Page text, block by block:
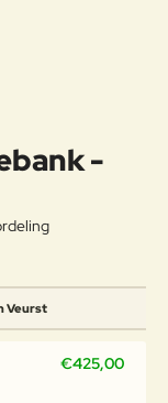
-
Veurst
€425,00